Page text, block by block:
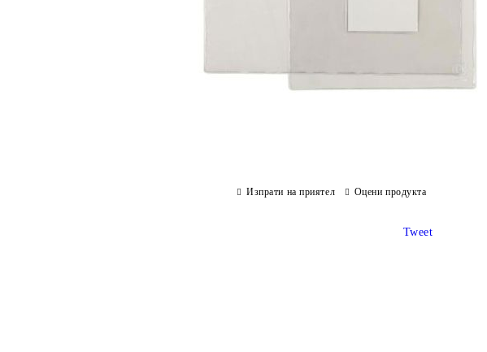
Изпрати на приятел Оцени продукта
Tweet